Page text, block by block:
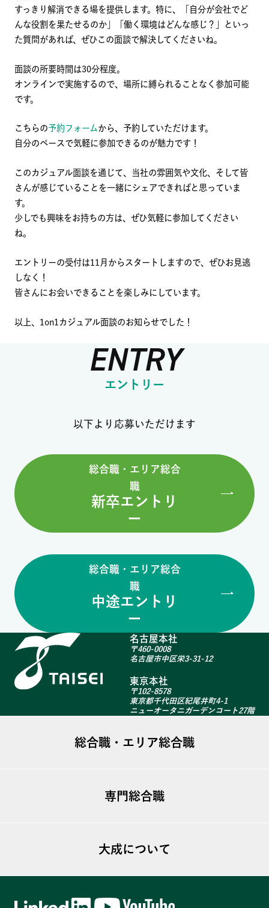
すっきり解消できる場を提供します。特に、「自分が会社でど
んな役割を果たせるのか」「働く環境はどんな感じ？」といっ
た質問があれば、ぜひこの面談で解決してくださいね。
面談の所要時間は30分程度。
オンラインで実施するので、場所に縛られることなく参加可能
です。
こちらの予約フォームから、予約していただけます。
自分のペースで気軽に参加できるのが魅力です！
このカジュアル面談を通じて、当社の雰囲気や文化、そして皆
さんが感じていることを一緒にシェアできればと思っていま
す。
少しでも興味をお持ちの方は、ぜひ気軽に参加してください
ね。
エントリーの受付は11月からスタートしますので、ぜひお見逃
しなく！
皆さんにお会いできることを楽しみにしています。
以上、1on1カジュアル面談のお知らせでした！
ENTRY
エントリー
以下より応募いただけます
総合職・エリア総合
職
新卒エントリ
ー
総合職・エリア総合
職
中途エントリ
ー
名古屋本社
〒460-0008
名古屋市中区栄3-31-12
東京本社
〒102-8578
東京都千代田区紀尾井町4-1
ニューオータニガーデンコート27階
総合職・エリア総合職
募集について
- 不動産営業部
- 企画部広報課
専門総合職
募集について
大成で働く
- クリーンマネジメント(ビル)
大成について
大成のビジョン